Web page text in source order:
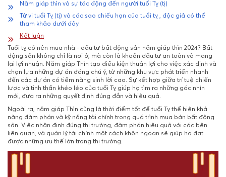
Năm giáp thìn và sự tác động đến người tuổi Tỵ (tị)
Tử vi tuổi Tỵ (tị) và các sao chiếu hạn của tuổi tỵ , độc giả có thể
tham khảo dưới đây
Kết luận
Tuổi tỵ có nên mua nhà - đầu tư bất động sản năm giáp thìn 2024? Bất
động sản không chỉ là nơi ở, mà còn là khoản đầu tư an toàn và mang
lại lợi nhuận. Năm giáp Thìn tạo điều kiện thuận lợi cho việc xác định và
chọn lựa những dự án đáng chú ý, từ những khu vực phát triển nhanh
đến các dự án có tiềm năng sinh lời cao. Sự kết hợp giữa trí tuệ chiến
lược và tinh thần khéo léo của tuổi Tỵ giúp họ tìm ra những góc nhìn
mới, đưa ra những quyết định đúng đắn và hiệu quả.
Ngoài ra, năm giáp Thìn cũng là thời điểm tốt để tuổi Tỵ thể hiện khả
năng đàm phán và kỹ năng tài chính trong quá trình mua bán bất động
sản. Việc nhận định đúng thị trường, đàm phán hiệu quả với các bên
liên quan, và quản lý tài chính một cách khôn ngoan sẽ giúp họ đạt
được những ưu thế lớn trong thị trường.